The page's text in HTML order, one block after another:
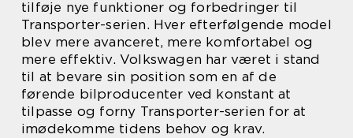
tilføje nye funktioner og forbedringer til
Transporter-serien. Hver efterfølgende model
blev mere avanceret, mere komfortabel og
mere effektiv. Volkswagen har været i stand
til at bevare sin position som en af de
førende bilproducenter ved konstant at
tilpasse og forny Transporter-serien for at
imødekomme tidens behov og krav.